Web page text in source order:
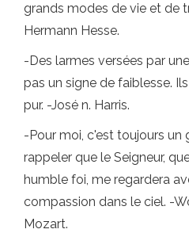
grands modes de vie et de
Hermann Hesse.
-Des larmes versées par
pas un signe de faiblesse.
pur. -José n. Harris.
-Pour moi, c'est toujours un
rappeler que le Seigneur,
humble foi, me regardera
compassion dans le ciel. -
Mozart.